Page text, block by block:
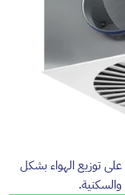
على توزيع الهواء بشكل